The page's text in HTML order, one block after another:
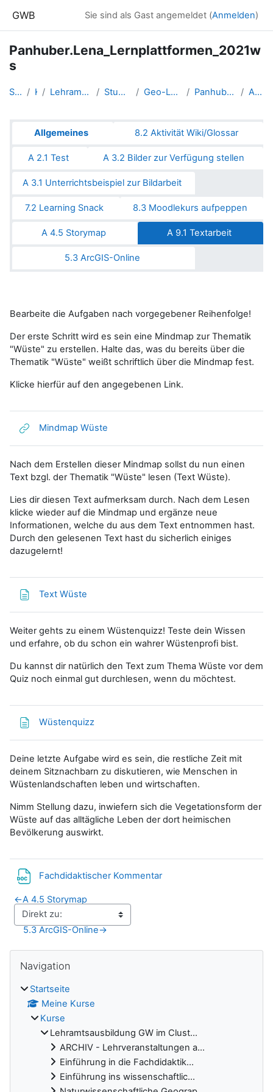
GWB Sie sind als Gast angemeldet (Anmelden)
Panhuber.Lena_Lernplattformen_2021w
s
Startseite Kurse Lehramtsausbildung GW im Clust... Studentische Lernkurse Geo-Lernplattformen - WS 2021 Panhuber.Lena_Lernplattformen_... A 9.1 Textarbeit
Abschnittsübersicht
Allgemeines 8.2 Aktivität Wiki/Glossar
A 2.1 Test A 3.2 Bilder zur Verfügung stellen
A 3.1 Unterrichtsbeispiel zur Bildarbeit
7.2 Learning Snack 8.3 Moodlekurs aufpeppen
A 4.5 Storymap A 9.1 Textarbeit
5.3 ArcGIS-Online
Bearbeite die Aufgaben nach vorgegebener Reihenfolge!
Der erste Schritt wird es sein eine Mindmap zur Thematik
"Wüste" zu erstellen. Halte das, was du bereits über die
Thematik "Wüste" weißt schriftlich über die Mindmap fest.
Klicke hierfür auf den angegebenen Link.
Mindmap Wüste
Nach dem Erstellen dieser Mindmap sollst du nun einen
Text bzgl. der Thematik "Wüste" lesen (Text Wüste).
Lies dir diesen Text aufmerksam durch. Nach dem Lesen
klicke wieder auf die Mindmap und ergänze neue
Informationen, welche du aus dem Text entnommen hast.
Durch den gelesenen Text hast du sicherlich einiges
dazugelernt!
Text Wüste
Weiter gehts zu einem Wüstenquizz! Teste dein Wissen
und erfahre, ob du schon ein wahrer Wüstenprofi bist.
Du kannst dir natürlich den Text zum Thema Wüste vor dem
Quiz noch einmal gut durchlesen, wenn du möchtest.
Wüstenquizz
Deine letzte Aufgabe wird es sein, die restliche Zeit mit
deinem Sitznachbarn zu diskutieren, wie Menschen in
Wüstenlandschaften leben und wirtschaften.
Nimm Stellung dazu, inwiefern sich die Vegetationsform der
Wüste auf das alltägliche Leben der dort heimischen
Bevölkerung auswirkt.
Fachdidaktischer Kommentar
←A 4.5 Storymap
→
5.3 ArcGIS-Online
Blöcke
Navigation
Startseite
Meine Kurse
Kurse
Lehramtsausbildung GW im Clust...
ARCHIV - Lehrveranstaltungen a...
Einführung in die Fachdidaktik...
Einführung ins wissenschaftlic...